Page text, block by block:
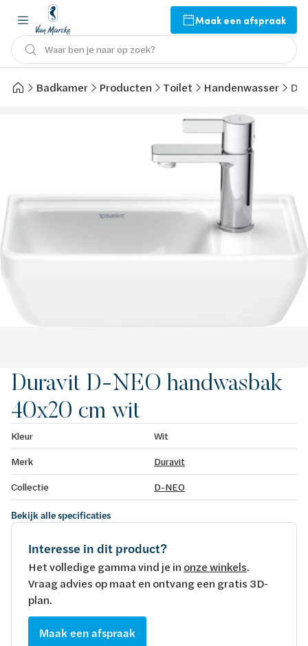
Maak een afspraak
Waar ben je naar op zoek?
Badkamer Producten Toilet Handenwasser
Duravit D-NEO handwasbak
40x20 cm wit
Kleur
Wit
Merk
Duravit
Collectie
D-NEO
Bekijk alle specificaties
Interesse in dit product?
Het volledige gamma vind je in onze winkels.
Vraag advies op maat en ontvang een gratis 3D-
plan.
Maak een afspraak